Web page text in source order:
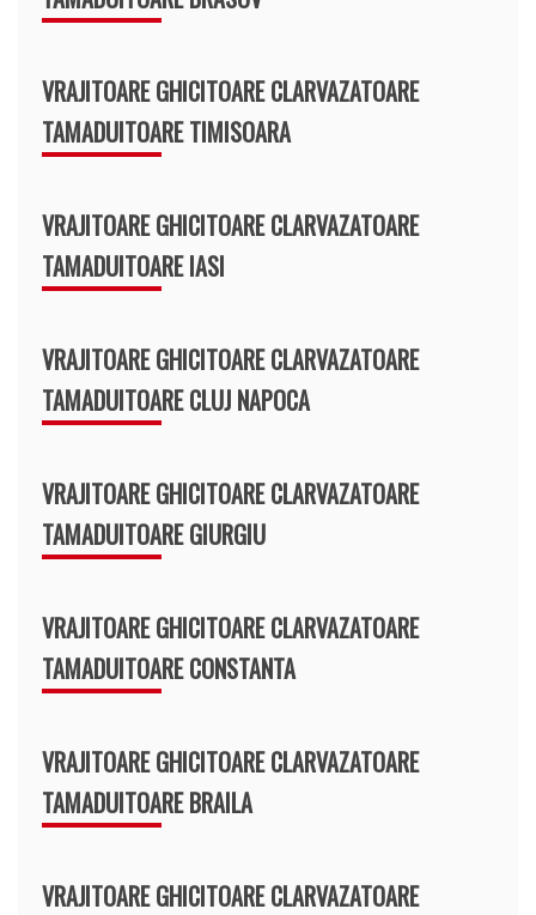
VRAJITOARE GHICITOARE CLARVAZATOARE
TAMADUITOARE TIMISOARA
VRAJITOARE GHICITOARE CLARVAZATOARE
TAMADUITOARE IASI
VRAJITOARE GHICITOARE CLARVAZATOARE
TAMADUITOARE CLUJ NAPOCA
VRAJITOARE GHICITOARE CLARVAZATOARE
TAMADUITOARE GIURGIU
VRAJITOARE GHICITOARE CLARVAZATOARE
TAMADUITOARE CONSTANTA
VRAJITOARE GHICITOARE CLARVAZATOARE
TAMADUITOARE BRAILA
VRAJITOARE GHICITOARE CLARVAZATOARE